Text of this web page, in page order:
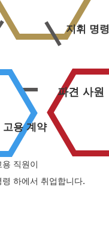
지휘 명령
고용 계약
파견 사원
직원이
하에서 취업합니다.